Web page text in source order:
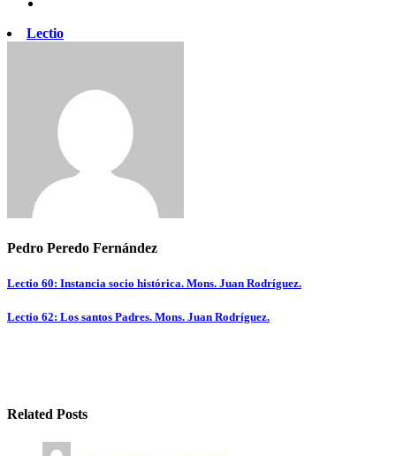
Lectio
Pedro Peredo Fernández
Navegación
de
Lectio 60: Instancia socio histórica. Mons. Juan Rodríguez.
Lectio 62: Los santos Padres. Mons. Juan Rodríguez.
Related Posts